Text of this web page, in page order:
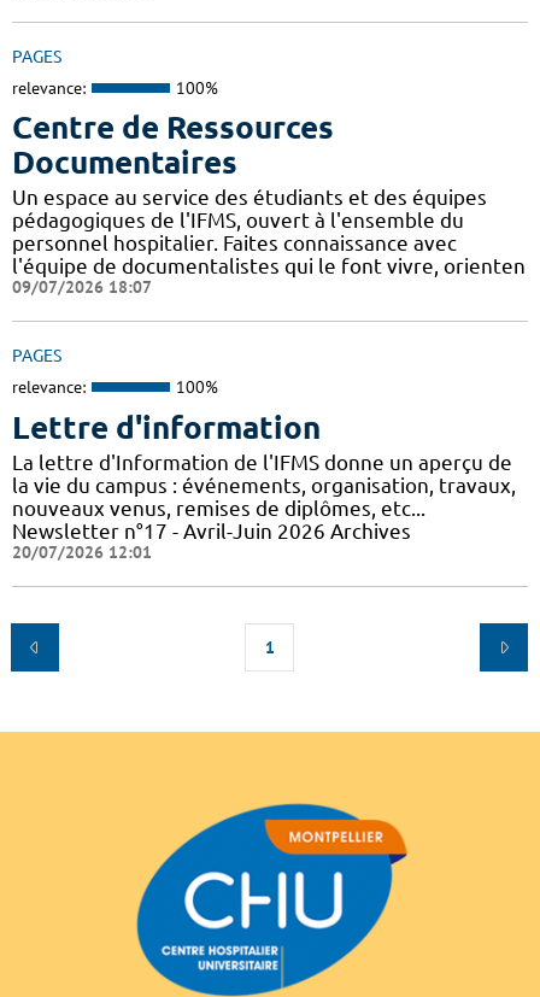
PAGES
relevance: 100%
Centre de Ressources
Documentaires
Un espace au service des étudiants et des équipes
pédagogiques de l'IFMS, ouvert à l'ensemble du
personnel hospitalier. Faites connaissance avec
l'équipe de documentalistes qui le font vivre, orienten
09/07/2026 18:07
PAGES
relevance: 100%
Lettre d'information
La lettre d'Information de l'IFMS donne un aperçu de
la vie du campus : événements, organisation, travaux,
nouveaux venus, remises de diplômes, etc...
Newsletter n°17 - Avril-Juin 2026 Archives
20/07/2026 12:01
1